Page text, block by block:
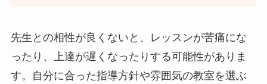
先生との相性が良くないと、レッスンが苦痛にな
ったり、上達が遅くなったりする可能性がありま
す。自分に合った指導方針や雰囲気の教室を選ぶ